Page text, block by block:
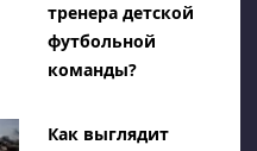
тренера детской
футбольной
команды?
Как выглядит